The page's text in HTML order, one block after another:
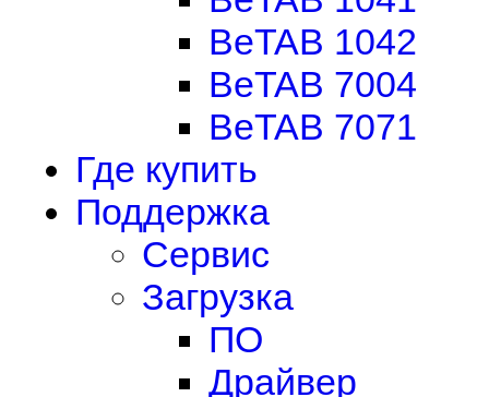
BeTAB 1042
BeTAB 7004
BeTAB 7071
Где купить
Поддержка
Сервис
Загрузка
ПО
Драйвер